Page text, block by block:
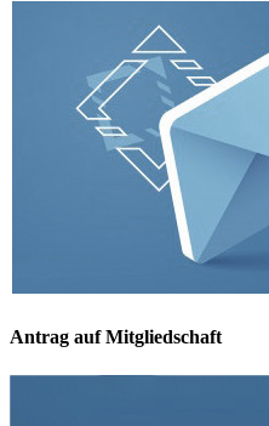
Antrag auf Mitgliedschaft